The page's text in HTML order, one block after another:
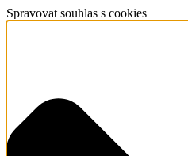
Spravovat souhlas s cookies